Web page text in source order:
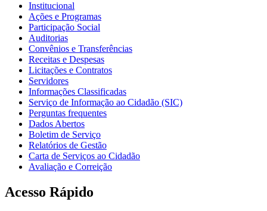
Institucional
Ações e Programas
Participação Social
Auditorias
Convênios e Transferências
Receitas e Despesas
Licitações e Contratos
Servidores
Informações Classificadas
Serviço de Informação ao Cidadão (SIC)
Perguntas frequentes
Dados Abertos
Boletim de Serviço
Relatórios de Gestão
Carta de Serviços ao Cidadão
Avaliação e Correição
Acesso Rápido